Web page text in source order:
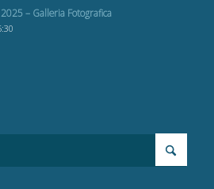
– Galleria Fotografica